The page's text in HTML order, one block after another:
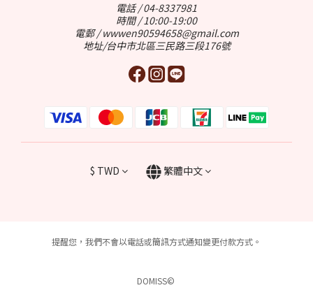
電話 / 04-8337981
時間 / 10:00-19:00
電郵 / wwwen90594658@gmail.com
地址/台中市北區三民路三段176號
$ TWD 繁體中文
提醒您，我們不會以電話或簡訊方式通知變更付款方式。
DOMISS©